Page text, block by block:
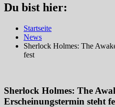
Du bist hier:
Startseite
News
Sherlock Holmes: The
fest
Sherlock Holmes: The
Erscheinungstermin steht